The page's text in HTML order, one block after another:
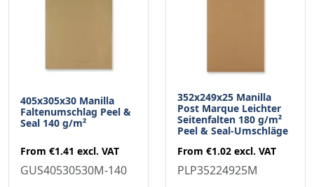
405x305x30 Manilla
Faltenumschlag Peel &
Seal 140 g/m²
From €1.41 excl. VAT
GUS40530530M-140
352x249x25 Manilla
Post Marque Leichter
Seitenfalten 180 g/m²
Peel & Seal-Umschläge
From €1.02 excl. VAT
PLP35224925M